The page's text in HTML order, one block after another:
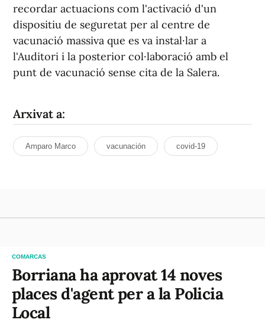
recordar actuacions com l'activació d'un
dispositiu de seguretat per al centre de
vacunació massiva que es va instal·lar a
l'Auditori i la posterior col·laboració amb el
punt de vacunació sense cita de la Salera.
Arxivat a:
Amparo Marco vacunación covid-19
COMARCAS
Borriana ha aprovat 14 noves
places d'agent per a la Policia
Local